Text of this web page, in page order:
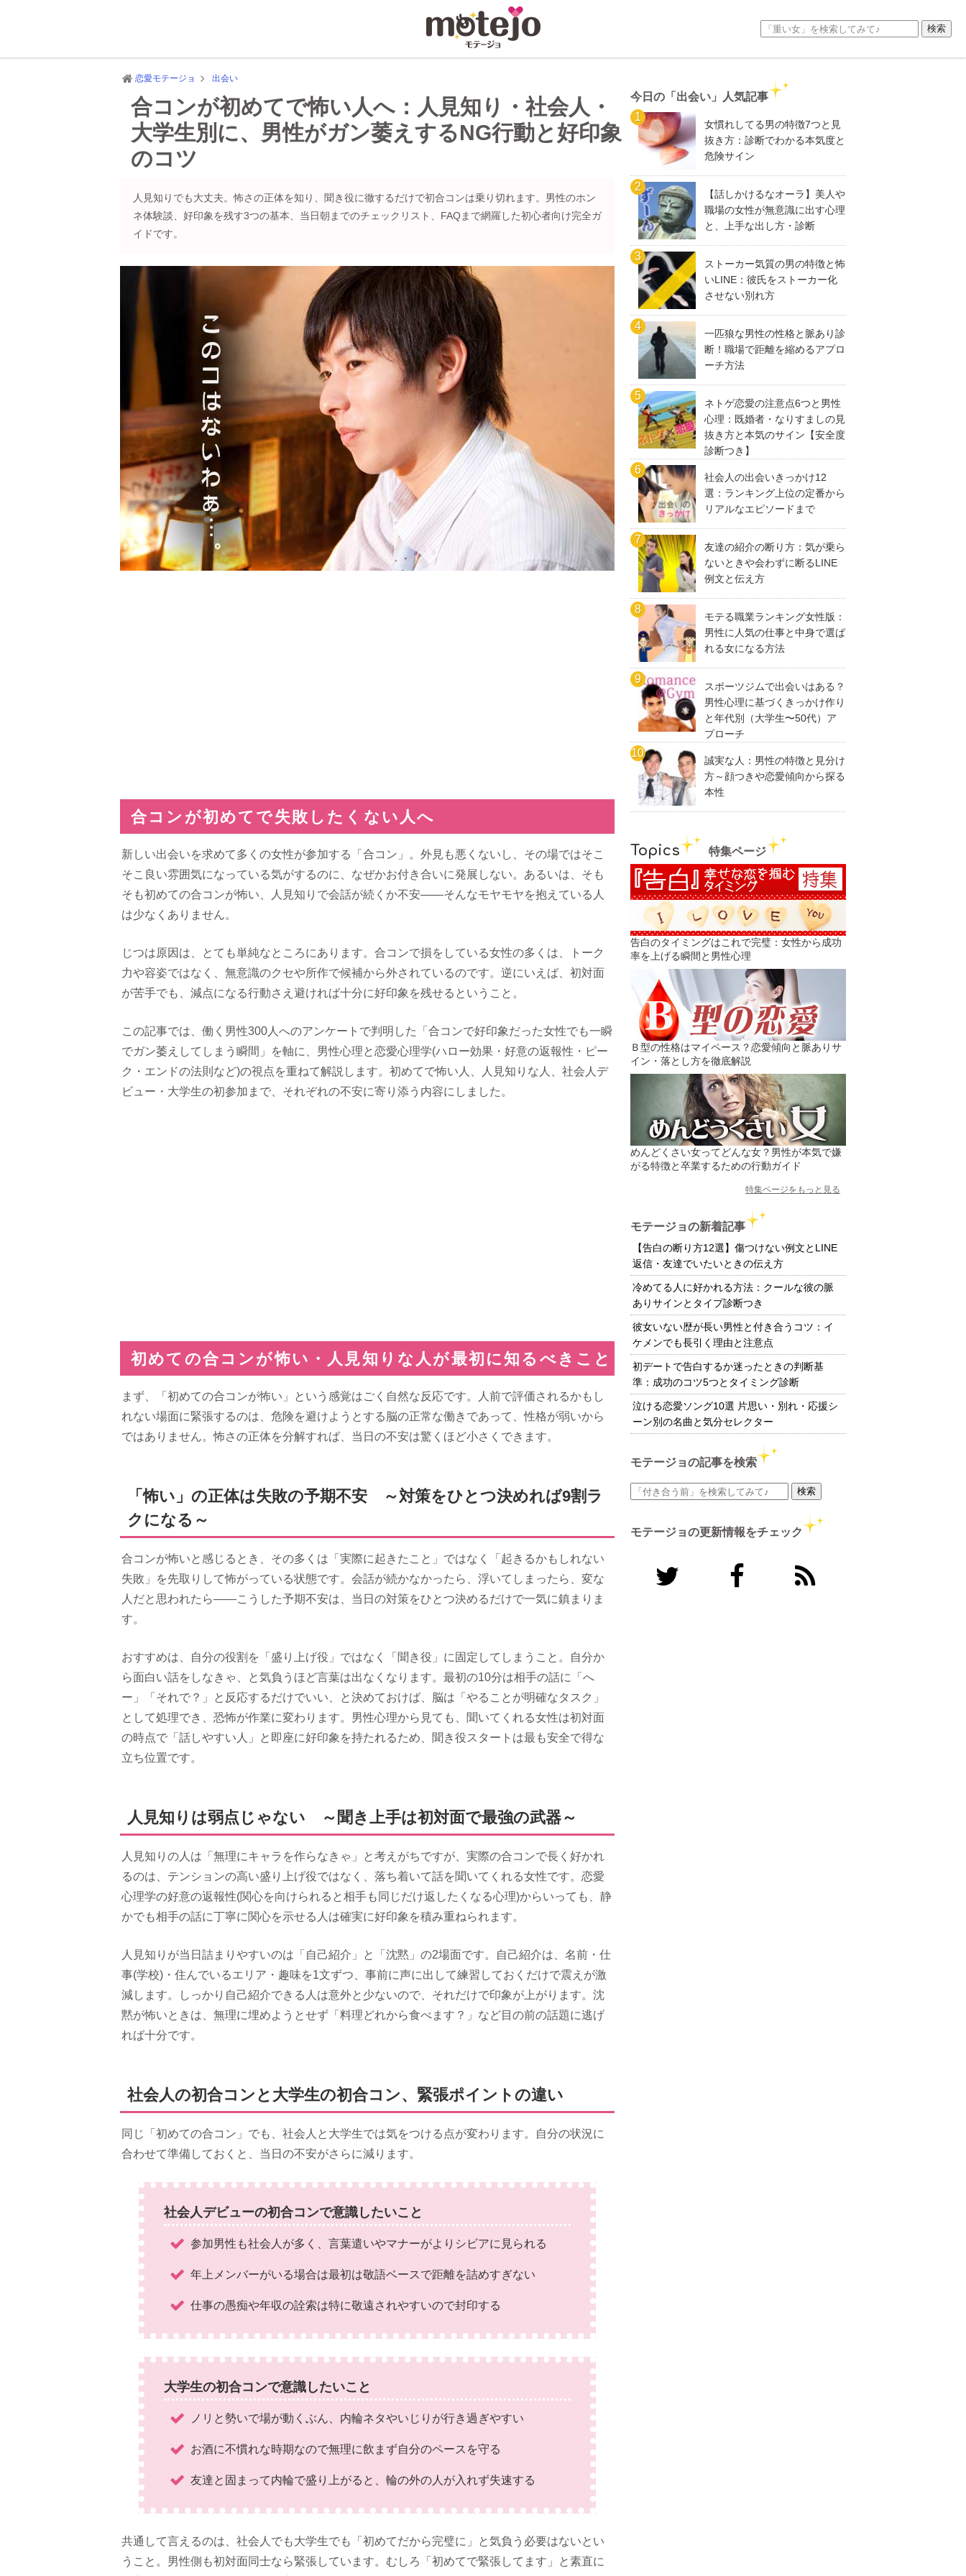
恋愛モテージョ 出会い
合コンが初めてで怖い人へ：人見知り・社会人・
大学生別に、男性がガン萎えするNG行動と好印象
のコツ
人見知りでも大丈夫。怖さの正体を知り、聞き役に徹するだけで初合コンは乗り切れます。男性のホン
ネ体験談、好印象を残す3つの基本、当日朝までのチェックリスト、FAQまで網羅した初心者向け完全ガ
イドです。
合コンが初めてで失敗したくない人へ
新しい出会いを求めて多くの女性が参加する「合コン」。外見も悪くないし、その場ではそこ
そこ良い雰囲気になっている気がするのに、なぜかお付き合いに発展しない。あるいは、そも
そも初めての合コンが怖い、人見知りで会話が続くか不安――そんなモヤモヤを抱えている人
は少なくありません。
じつは原因は、とても単純なところにあります。合コンで損をしている女性の多くは、トーク
力や容姿ではなく、無意識のクセや所作で候補から外されているのです。逆にいえば、初対面
が苦手でも、減点になる行動さえ避ければ十分に好印象を残せるということ。
この記事では、働く男性300人へのアンケートで判明した「合コンで好印象だった女性でも一瞬
でガン萎えしてしまう瞬間」を軸に、男性心理と恋愛心理学(ハロー効果・好意の返報性・ピー
ク・エンドの法則など)の視点を重ねて解説します。初めてで怖い人、人見知りな人、社会人デ
ビュー・大学生の初参加まで、それぞれの不安に寄り添う内容にしました。
初めての合コンが怖い・人見知りな人が最初に知るべきこと
まず、「初めての合コンが怖い」という感覚はごく自然な反応です。人前で評価されるかもし
れない場面に緊張するのは、危険を避けようとする脳の正常な働きであって、性格が弱いから
ではありません。怖さの正体を分解すれば、当日の不安は驚くほど小さくできます。
「怖い」の正体は失敗の予期不安 ～対策をひとつ決めれば9割ラ
クになる～
合コンが怖いと感じるとき、その多くは「実際に起きたこと」ではなく「起きるかもしれない
失敗」を先取りして怖がっている状態です。会話が続かなかったら、浮いてしまったら、変な
人だと思われたら――こうした予期不安は、当日の対策をひとつ決めるだけで一気に鎮まりま
す。
おすすめは、自分の役割を「盛り上げ役」ではなく「聞き役」に固定してしまうこと。自分か
ら面白い話をしなきゃ、と気負うほど言葉は出なくなります。最初の10分は相手の話に「へ
ー」「それで？」と反応するだけでいい、と決めておけば、脳は「やることが明確なタスク」
として処理でき、恐怖が作業に変わります。男性心理から見ても、聞いてくれる女性は初対面
の時点で「話しやすい人」と即座に好印象を持たれるため、聞き役スタートは最も安全で得な
立ち位置です。
人見知りは弱点じゃない ～聞き上手は初対面で最強の武器～
人見知りの人は「無理にキャラを作らなきゃ」と考えがちですが、実際の合コンで長く好かれ
るのは、テンションの高い盛り上げ役ではなく、落ち着いて話を聞いてくれる女性です。恋愛
心理学の好意の返報性(関心を向けられると相手も同じだけ返したくなる心理)からいっても、静
かでも相手の話に丁寧に関心を示せる人は確実に好印象を積み重ねられます。
人見知りが当日詰まりやすいのは「自己紹介」と「沈黙」の2場面です。自己紹介は、名前・仕
事(学校)・住んでいるエリア・趣味を1文ずつ、事前に声に出して練習しておくだけで震えが激
減します。しっかり自己紹介できる人は意外と少ないので、それだけで印象が上がります。沈
黙が怖いときは、無理に埋めようとせず「料理どれから食べます？」など目の前の話題に逃げ
れば十分です。
社会人の初合コンと大学生の初合コン、緊張ポイントの違い
同じ「初めての合コン」でも、社会人と大学生では気をつける点が変わります。自分の状況に
合わせて準備しておくと、当日の不安がさらに減ります。
社会人デビューの初合コンで意識したいこと
参加男性も社会人が多く、言葉遣いやマナーがよりシビアに見られる
年上メンバーがいる場合は最初は敬語ベースで距離を詰めすぎない
仕事の愚痴や年収の詮索は特に敬遠されやすいので封印する
大学生の初合コンで意識したいこと
ノリと勢いで場が動くぶん、内輪ネタやいじりが行き過ぎやすい
お酒に不慣れな時期なので無理に飲まず自分のペースを守る
友達と固まって内輪で盛り上がると、輪の外の人が入れず失速する
共通して言えるのは、社会人でも大学生でも「初めてだから完璧に」と気負う必要はないとい
うこと。男性側も初対面同士なら緊張しています。むしろ「初めてで緊張してます」と素直に
今日の「出会い」人気記事
女慣れしてる男の特徴7つと見
抜き方：診断でわかる本気度と
危険サイン
【話しかけるなオーラ】美人や
職場の女性が無意識に出す心理
と、上手な出し方・診断
ストーカー気質の男の特徴と怖
いLINE：彼氏をストーカー化
させない別れ方
一匹狼な男性の性格と脈あり診
断！職場で距離を縮めるアプロ
ーチ方法
ネトゲ恋愛の注意点6つと男性
心理：既婚者・なりすましの見
抜き方と本気のサイン【安全度
診断つき】
社会人の出会いきっかけ12
選：ランキング上位の定番から
リアルなエピソードまで
友達の紹介の断り方：気が乗ら
ないときや会わずに断るLINE
例文と伝え方
モテる職業ランキング女性版：
男性に人気の仕事と中身で選ば
れる女になる方法
スポーツジムで出会いはある？
男性心理に基づくきっかけ作り
と年代別（大学生〜50代）ア
プローチ
誠実な人：男性の特徴と見分け
方～顔つきや恋愛傾向から探る
本性
Topics 特集ページ
告白のタイミングはこれで完璧：女性から成功
率を上げる瞬間と男性心理
Ｂ型の性格はマイペース？恋愛傾向と脈ありサ
イン・落とし方を徹底解説
めんどくさい女ってどんな女？男性が本気で嫌
がる特徴と卒業するための行動ガイド
特集ページをもっと見る
モテージョの新着記事
【告白の断り方12選】傷つけない例文とLINE
返信・友達でいたいときの伝え方
冷めてる人に好かれる方法：クールな彼の脈
ありサインとタイプ診断つき
彼女いない歴が長い男性と付き合うコツ：イ
ケメンでも長引く理由と注意点
初デートで告白するか迷ったときの判断基
準：成功のコツ5つとタイミング診断
泣ける恋愛ソング10選 片思い・別れ・応援シ
ーン別の名曲と気分セレクター
モテージョの記事を検索
モテージョの更新情報をチェック